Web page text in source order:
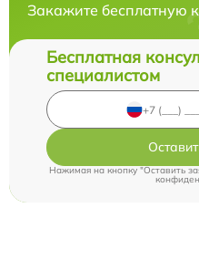
Закажите бесплатную
Бесплатная
специалистом
Нажимая на кнопку "Оставить